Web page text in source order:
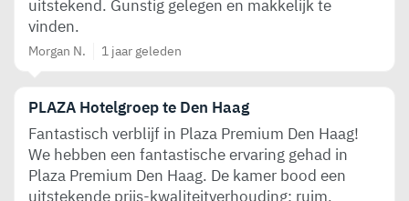
uitstekend. Gunstig gelegen en makkelijk te
vinden.
Morgan N. 1 jaar geleden
PLAZA Hotelgroep te Den Haag
Fantastisch verblijf in Plaza Premium Den Haag!
We hebben een fantastische ervaring gehad in
Plaza Premium Den Haag. De kamer bood een
uitstekende prijs-kwaliteitverhouding: ruim,